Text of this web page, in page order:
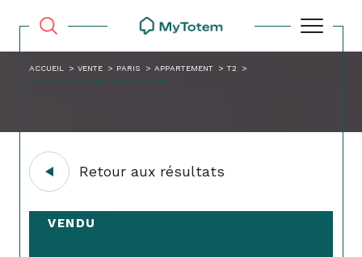
ACCUEIL VENTE PARIS APPARTEMENT
T2
ALEXANDRE DUMAS MAISON 30M
Retour aux résultats
VENDU